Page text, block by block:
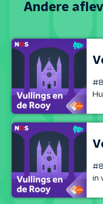
Andere
in